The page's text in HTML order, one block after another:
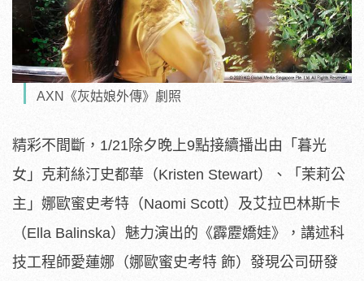
AXN《灰姑娘外傳》劇照
精彩不間斷，1/21除夕晚上9點接續播出由「暮光
女」克莉絲汀史都華（Kristen Stewart）、「茉莉公
主」娜歐蜜史考特（Naomi Scott）及艾拉巴林斯卡
（Ella Balinska）魅力演出的《霹靂嬌娃》，講述科
技工程師愛蓮娜（娜歐蜜史考特 飾）發現公司研發